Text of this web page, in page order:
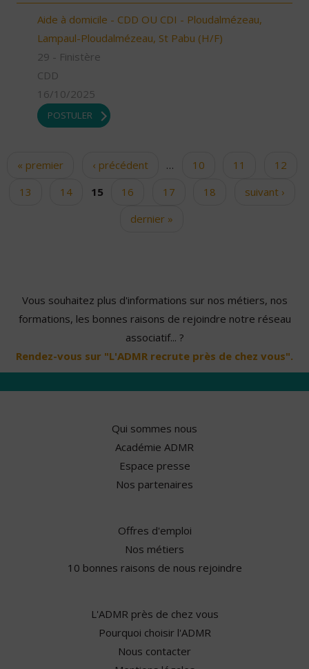
Aide à domicile - CDD OU CDI - Ploudalmézeau,
Lampaul-Ploudalmézeau, St Pabu (H/F)
29 - Finistère
CDD
16/10/2025
POSTULER
Pages
« premier ‹ précédent … 10 11
12
13
14 15 16 17 18
suivant ›
dernier »
Vous souhaitez plus d'informations sur nos métiers, nos
formations, les bonnes raisons de rejoindre notre réseau
associatif... ?
Rendez-vous sur "L'ADMR recrute près de chez vous".
Qui sommes nous
Académie ADMR
Espace presse
Nos partenaires
Offres d'emploi
Nos métiers
10 bonnes raisons de nous rejoindre
L'ADMR près de chez vous
Pourquoi choisir l'ADMR
Nous contacter